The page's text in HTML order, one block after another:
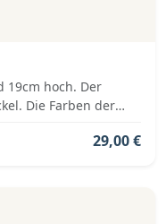
19cm hoch. Der
Die Farben der
29,00 €